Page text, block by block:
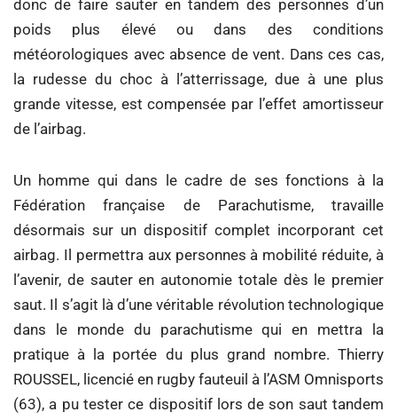
donc de faire sauter en tandem des personnes d’un
poids plus élevé ou dans des conditions
météorologiques avec absence de vent. Dans ces cas,
la rudesse du choc à l’atterrissage, due à une plus
grande vitesse, est compensée par l’effet amortisseur
de l’airbag.
Un homme qui dans le cadre de ses fonctions à la
Fédération française de Parachutisme, travaille
désormais sur un dispositif complet incorporant cet
airbag. Il permettra aux personnes à mobilité réduite, à
l’avenir, de sauter en autonomie totale dès le premier
saut. Il s’agit là d’une véritable révolution technologique
dans le monde du parachutisme qui en mettra la
pratique à la portée du plus grand nombre. Thierry
ROUSSEL, licencié en rugby fauteuil à l’ASM Omnisports
(63), a pu tester ce dispositif lors de son saut tandem